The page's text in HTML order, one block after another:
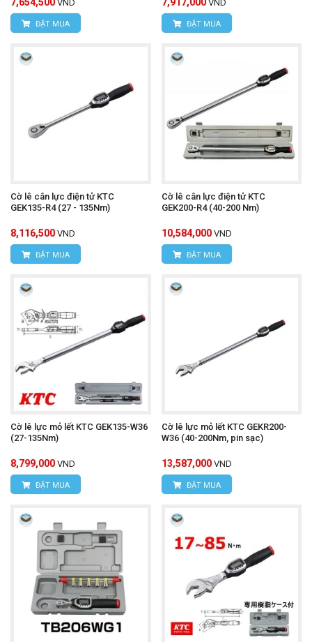
VND
ĐẶT MUA
VND
ĐẶT MUA
Cờ lê cân lực điện tử KTC
GEK135-R4 (27 - 135Nm)
8,116,500 VND
ĐẶT MUA
Cờ lê cân lực điện tử KTC
GEK200-R4 (40-200 Nm)
10,584,000 VND
ĐẶT MUA
Cờ lê lực mỏ lết KTC GEK135-W36
(27-135Nm)
8,799,000 VND
ĐẶT MUA
Cờ lê lực mỏ lết KTC GEKR200-
W36 (40-200Nm, pin sạc)
13,587,000 VND
ĐẶT MUA